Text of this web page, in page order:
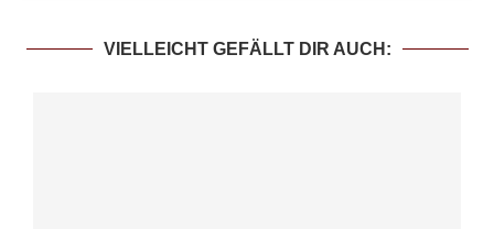
VIELLEICHT GEFÄLLT DIR AUCH: